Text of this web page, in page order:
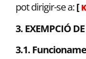
pot dirigir-se a:[
3. EXEMPCIÓ
3.1.